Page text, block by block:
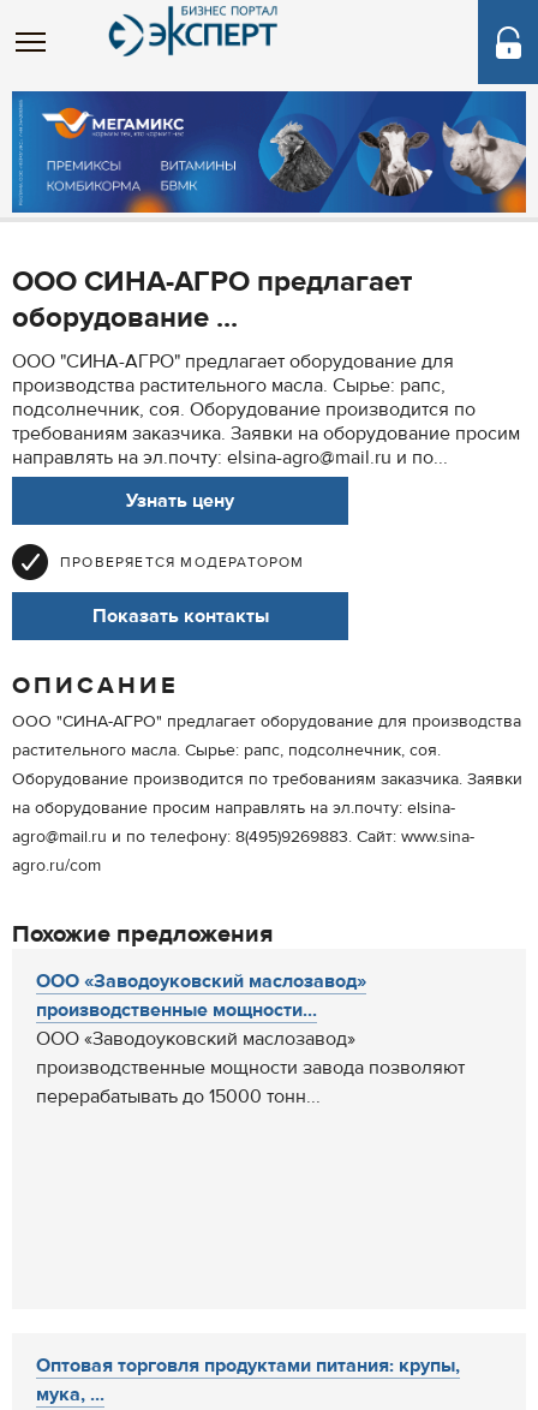
ООО СИНА-АГРО предлагает
оборудование ...
ООО "СИНА-АГРО" предлагает оборудование для
производства растительного масла. Сырье: рапс,
подсолнечник, соя. Оборудование производится по
требованиям заказчика. Заявки на оборудование просим
направлять на эл.почту: elsina-agro@mail.ru и по...
Узнать цену
ПРОВЕРЯЕТСЯ МОДЕРАТОРОМ
Показать контакты
ОПИСАНИЕ
ООО "СИНА-АГРО" предлагает оборудование для производства
растительного масла. Сырье: рапс, подсолнечник, соя.
Оборудование производится по требованиям заказчика. Заявки
на оборудование просим направлять на эл.почту: elsina-
agro@mail.ru и по телефону: 8(495)9269883. Сайт: www.sina-
agro.ru/com
Похожие предложения
ООО «Заводоуковский маслозавод»
производственные мощности...
ООО «Заводоуковский маслозавод»
производственные мощности завода позволяют
перерабатывать до 15000 тонн...
Оптовая торговля продуктами питания: крупы,
мука, ...